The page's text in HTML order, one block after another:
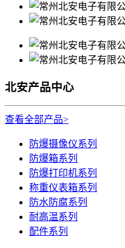
北安产品中心
查看全部产品>
防爆摄像仪系列
防爆箱系列
防爆打印机系列
称重仪表箱系列
防水防腐系列
耐高温系列
配件系列